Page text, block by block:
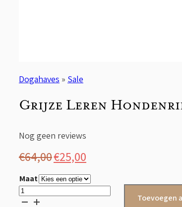
Dogahaves » Sale
Grijze Leren
Nog geen reviews
€64,00Oorspronkelijke
prijs
was:
€25,00
prijs
is:
Maat
Grijze
Leren
Toevoegen